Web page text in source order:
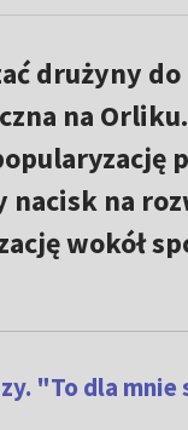
drużyny
na
nacisk na
wokół
"To dla